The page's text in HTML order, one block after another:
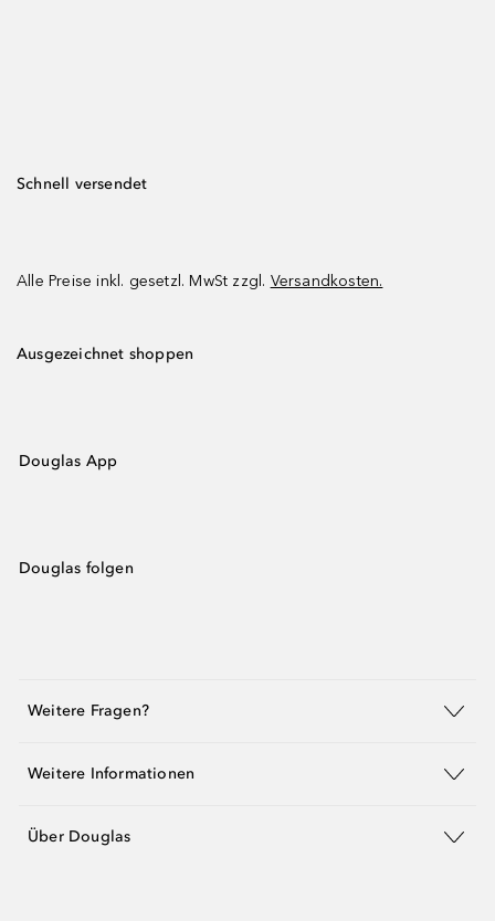
Schnell versendet
Alle Preise inkl. gesetzl. MwSt zzgl. Versandkosten.
Ausgezeichnet shoppen
Douglas App
Douglas folgen
Weitere Fragen?
Weitere Informationen
Über Douglas